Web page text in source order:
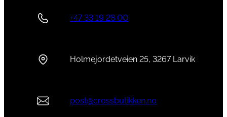
+47 33 19 28 00
Holmejordetveien 25, 3267 Larvik
post@crossbutikken.no